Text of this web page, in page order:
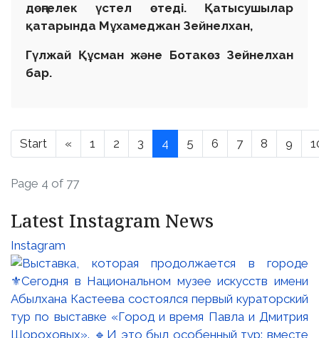
дөңгелек үстел өтеді. Қатысушылар
қатарында Мұхамеджан Зейнелхан,
Гүлжай Құсман және Ботакөз Зейнелхан
бар.
Start « 1 2 3 4 5 6 7 8 9
Page 4 of 77
Latest Instagram News
Instagram